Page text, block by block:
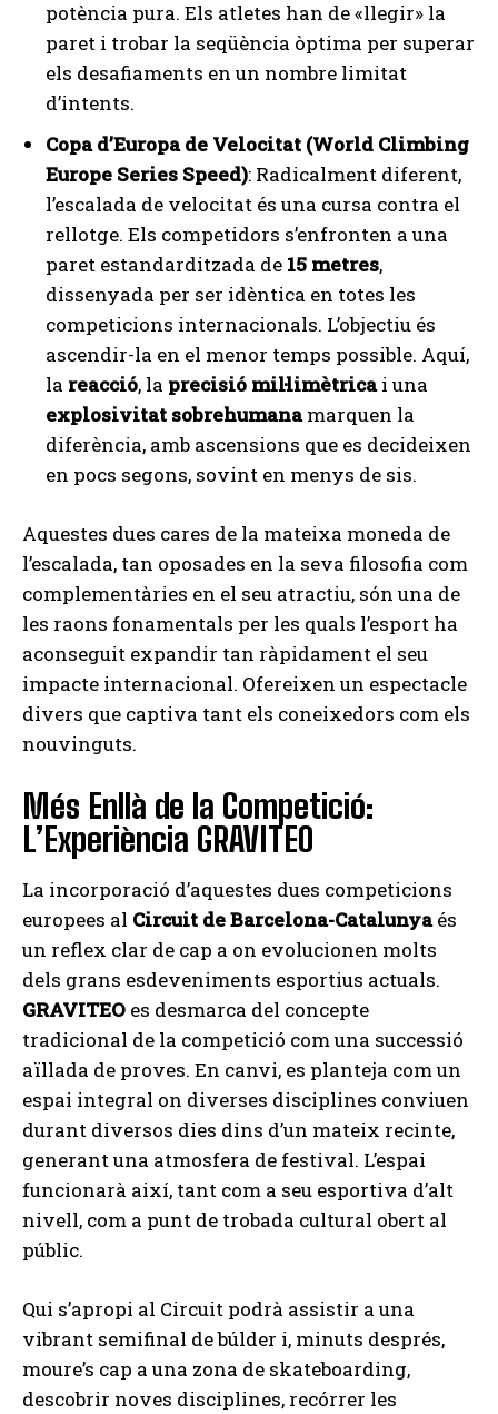
potència pura. Els atletes han de «llegir» la
paret i trobar la seqüència òptima per superar
els desafiaments en un nombre limitat
d’intents.
Copa d’Europa de Velocitat (World Climbing
Europe Series Speed): Radicalment diferent,
l’escalada de velocitat és una cursa contra el
rellotge. Els competidors s’enfronten a una
paret estandarditzada de 15 metres,
dissenyada per ser idèntica en totes les
competicions internacionals. L’objectiu és
ascendir-la en el menor temps possible. Aquí,
la reacció, la precisió mil·limètricai una
explosivitat sobrehumanamarquen la
diferència, amb ascensions que es decideixen
en pocs segons, sovint en menys de sis.
Aquestes dues cares de la mateixa moneda de
l’escalada, tan oposades en la seva filosofia com
complementàries en el seu atractiu, són una de
les raons fonamentals per les quals l’esport ha
aconseguit expandir tan ràpidament el seu
impacte internacional. Ofereixen un espectacle
divers que captiva tant els coneixedors com els
nouvinguts.
Més Enllà de la Competició:
L’Experiència GRAVITEO
La incorporació d’aquestes dues competicions
europees al Circuit de Barcelona-Catalunyaés
un reflex clar de cap a on evolucionen molts
dels grans esdeveniments esportius actuals.
GRAVITEO es desmarca del concepte
tradicional de la competició com una successió
aïllada de proves. En canvi, es planteja com un
espai integral on diverses disciplines conviuen
durant diversos dies dins d’un mateix recinte,
generant una atmosfera de festival. L’espai
funcionarà així, tant com a seu esportiva d’alt
nivell, com a punt de trobada cultural obert al
públic.
Qui s’apropi al Circuit podrà assistir a una
vibrant semifinal de búlder i, minuts després,
moure’s cap a una zona de skateboarding,
descobrir noves disciplines, recórrer les